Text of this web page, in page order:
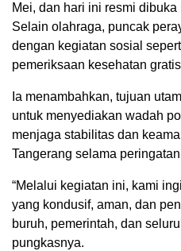
Mei, dan hari ini resmi
Selain olahraga, puncak
dengan kegiatan sosial
pemeriksaan kesehatan
Ia menambahkan, tujuan
untuk menyediakan wadah
menjaga stabilitas dan
Tangerang selama
“Melalui kegiatan ini, kami
yang kondusif, aman, dan
buruh, pemerintah, dan
pungkasnya.